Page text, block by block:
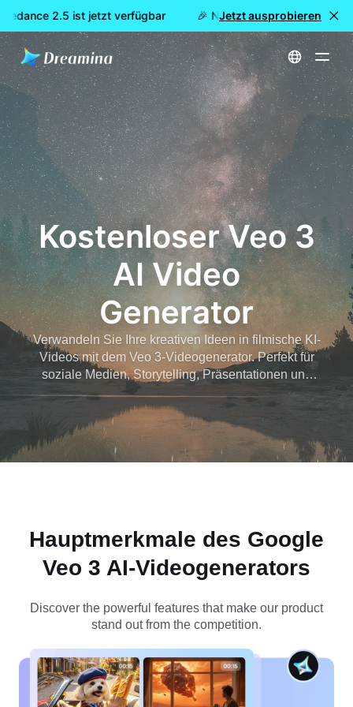
2.5 ist jetzt verfügbar 🎉 Neues Modell LIVE:
Jetzt ausprobieren
Startseite Kostenloser Veo 3 AI Video Generator
Kostenloser Veo 3
AI Video
Generator
Verwandeln Sie Ihre kreativen Ideen in filmische KI-
Videos mit dem Veo 3-Videogenerator. Perfekt für
soziale Medien, Storytelling, Präsentationen und
mehr. Greifen Sie noch heute kostenlos auf
Dreamina auf Veo 3 zu und produzieren Sie sofort
unglaubliche KI-Videos!
Hauptmerkmale des Google
Veo 3 AI-Videogenerators
Discover the powerful features that make our product
stand out from the competition.